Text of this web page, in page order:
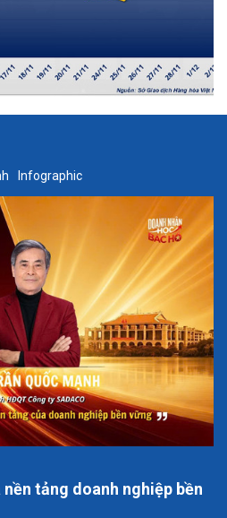
Infographic
tảng doanh nghiệp bền